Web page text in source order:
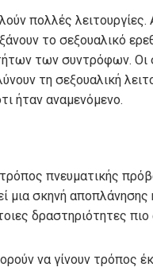
πολλές
το σεξουαλικό
των συντρόφων. Οι
τη σεξουαλική
ήταν αναμενόμενο.
πνευματικής
μια σκηνή αποπλάνησης
δραστηριότητες πιο
να γίνουν τρόπος